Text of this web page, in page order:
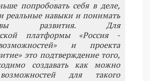
попробовать себя в деле,
реальные навыки и понимать
развития. Для
платформы «Россия -
и проекта
это подтверждение того,
создавать как можно
для такого